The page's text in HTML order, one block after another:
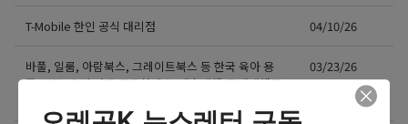
T-Mobile 한인 공식 대리점 04/10/26
바풀, 일룸, 아람북스, 그레이트북스 등 한국 육아 용
품/전집, 유아 가구 공구하네요. 배송대행/구매대행도
03/23/26